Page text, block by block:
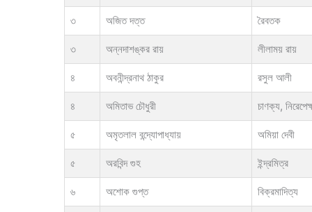
৩ অজিত দত্ত রৈবতক
৩ অন্নদাশঙ্কর রায় লীলাময় রায়
৪ অবনীন্দ্রনাথ ঠাকুর রসুল আলী
৪ অমিতাভ চৌধুরী চাণক্য,
৫ অমৃতলাল বন্দ্যোপাধ্যায় অমিয়া দেবী
৫ অরবিন্দ গুহ ইন্দ্রমিত্র
৬ অশোক গুপ্ত বিক্রমাদিত্য